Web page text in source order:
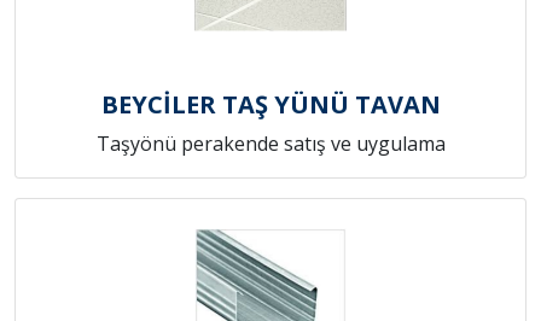
BEYCİLER TAŞ YÜNÜ TAVAN
Taşyönü perakende satış ve uygulama